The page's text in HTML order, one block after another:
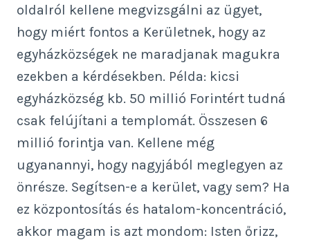
oldalról kellene megvizsgálni az ügyet,
hogy miért fontos a Kerületnek, hogy az
egyházközségek ne maradjanak magukra
ezekben a kérdésekben. Példa: kicsi
egyházközség kb. 50 millió Forintért tudná
csak felújítani a templomát. Összesen 6
millió forintja van. Kellene még
ugyanannyi, hogy nagyjából meglegyen az
önrésze. Segítsen-e a kerület, vagy sem? Ha
ez központosítás és hatalom-koncentráció,
akkor magam is azt mondom: Isten őrizz,